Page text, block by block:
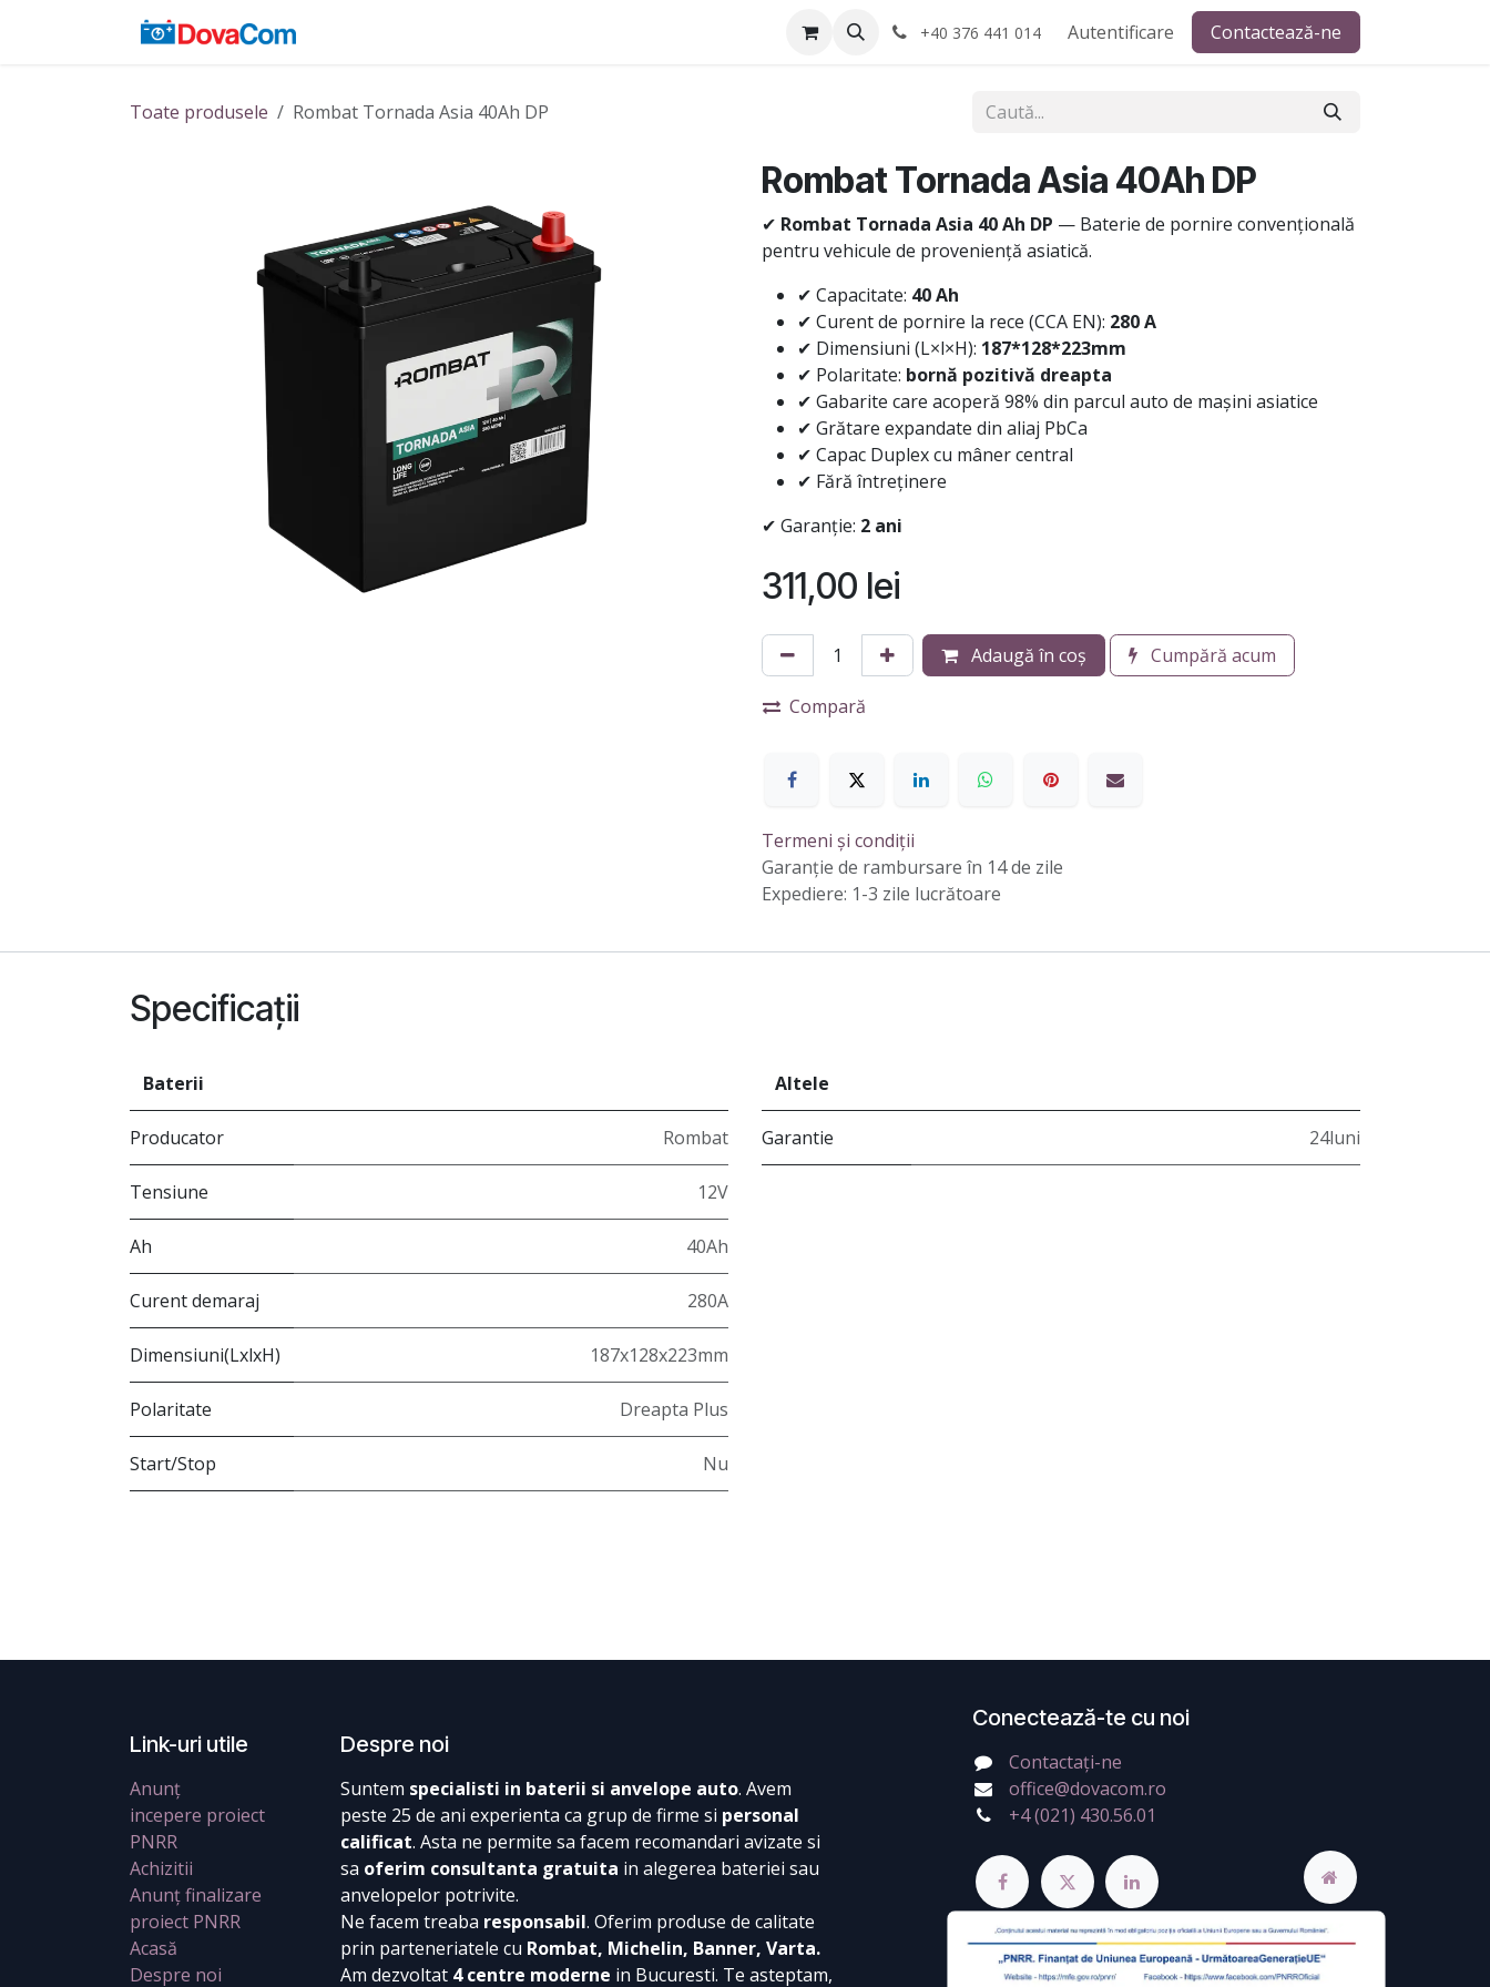
Service-uri montaj +40 376 441 014 Autentificare Contactează-ne
Toate produsele Rombat Tornada Asia 40Ah DP
Rombat Tornada Asia 40Ah DP
✔ Rombat Tornada Asia 40 Ah DP — Baterie de pornire convențională
pentru vehicule de proveniență asiatică.
✔ Capacitate: 40 Ah
✔ Curent de pornire la rece (CCA EN): 280 A
✔ Dimensiuni (L×l×H): 187*128*223mm
✔ Polaritate: bornă pozitivă dreapta
✔ Gabarite care acoperă 98% din parcul auto de mașini asiatice
✔ Grătare expandate din aliaj PbCa
✔ Capac Duplex cu mâner central
✔ Fără întreținere
✔ Garanție: 2 ani
311,00 lei
Adaugă în coș Cumpără acum
Compară
Termeni și condiții
Garanție de rambursare în 14 de zile
Expediere: 1-3 zile lucrătoare
Specificații
Baterii
Producator Rombat
Tensiune 12V
Ah 40Ah
Curent demaraj 280A
Dimensiuni(LxlxH) 187x128x223mm
Polaritate Dreapta Plus
Start/Stop Nu
Altele
Garantie 24luni
Link-uri utile
Anunț
incepere proiect
PNRR
Achizitii
Anunț finalizare
proiect PNRR
Acasă
Despre noi
Despre noi
Suntem specialisti in baterii si anvelope auto. Avem
peste 25 de ani experienta ca grup de firme si personal
calificat. Asta ne permite sa facem recomandari avizate si
sa oferim consultanta gratuita in alegerea bateriei sau
anvelopelor potrivite.
Ne facem treaba responsabil. Oferim produse de calitate
prin parteneriatele cu Rombat, Michelin, Banner, Varta.
Am dezvoltat 4 centre moderne in Bucuresti. Te asteptam,
Conectează-te cu noi
Contactați-ne
office@dovacom.ro
+4 (021) 430.56.01